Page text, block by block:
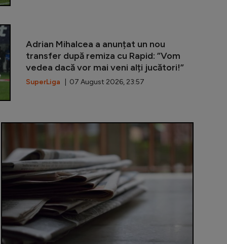
Adrian Mihalcea a anunțat un nou
transfer după remiza cu Rapid: ”Vom
vedea dacă vor mai veni alți jucători!”
SuperLiga | 07 August 2026, 23:57
3 digitalizează relația cu contribuabilii: portal online